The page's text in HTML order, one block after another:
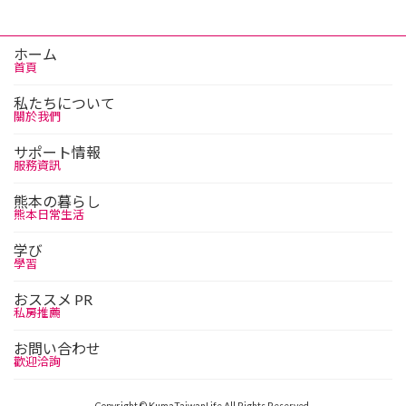
ホーム
首頁
私たちについて
關於我們
サポート情報
服務資訊
熊本の暮らし
熊本日常生活
学び
學習
おススメ PR
私房推薦
お問い合わせ
歡迎洽詢